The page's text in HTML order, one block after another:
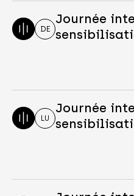
DE
Journée
LU
Journée